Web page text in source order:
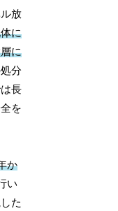
放
に
に
分
長
を
か
い
た